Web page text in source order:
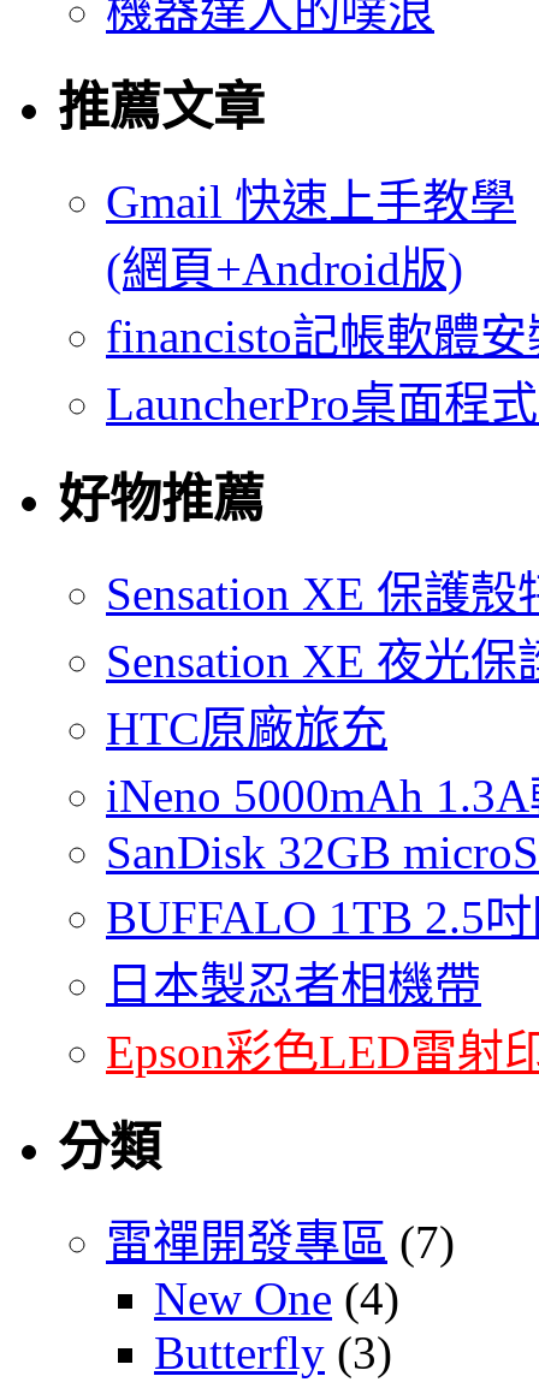
機器達人的噗浪
推薦文章
Gmail 快速上手教學
(網頁+Android版)
financisto記帳軟體
LauncherPro桌面程
好物推薦
Sensation XE 保護殼
Sensation XE 夜光
HTC原廠旅充
iNeno 5000mAh
SanDisk 32GB
BUFFALO 1TB 2.5
日本製忍者相機帶
Epson彩色LED雷射
分類
雷禪開發專區 (7)
New One (4)
Butterfly (3)